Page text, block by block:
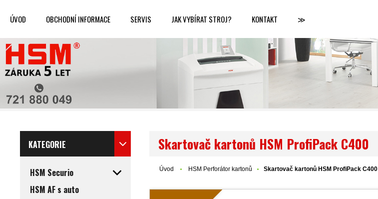
ÚVOD OBCHODNÍ INFORMACE SERVIS JAK VYBÍRAT STROJ? KONTAKT ≫
KATEGORIE
HSM Securio
HSM AF s auto
Skartovač kartonů HSM ProfiPack C400
Úvod HSM Perforátor kartonů Skartovač kartonů HSM ProfiPack C400